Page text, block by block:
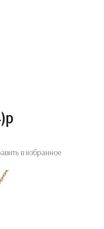
в избранное